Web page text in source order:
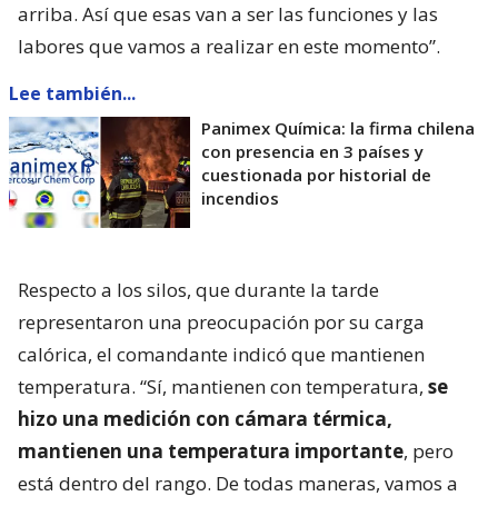
arriba. Así que esas van a ser las funciones y las
labores que vamos a realizar en este momento”.
Lee también...
Panimex Química: la firma chilena
con presencia en 3 países y
cuestionada por historial de
incendios
Respecto a los silos, que durante la tarde
representaron una preocupación por su carga
calórica, el comandante indicó que mantienen
temperatura. “Sí, mantienen con temperatura, se
hizo una medición con cámara térmica,
mantienen una temperatura importante, pero
está dentro del rango. De todas maneras, vamos a